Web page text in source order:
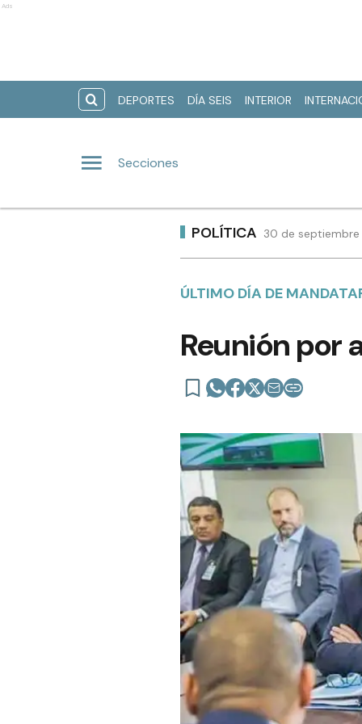
Ads
DEPORTES DÍA SEIS INTERIOR
Secciones
POLÍTICA 30 de
ÚLTIMO DÍA DE
Reunión por